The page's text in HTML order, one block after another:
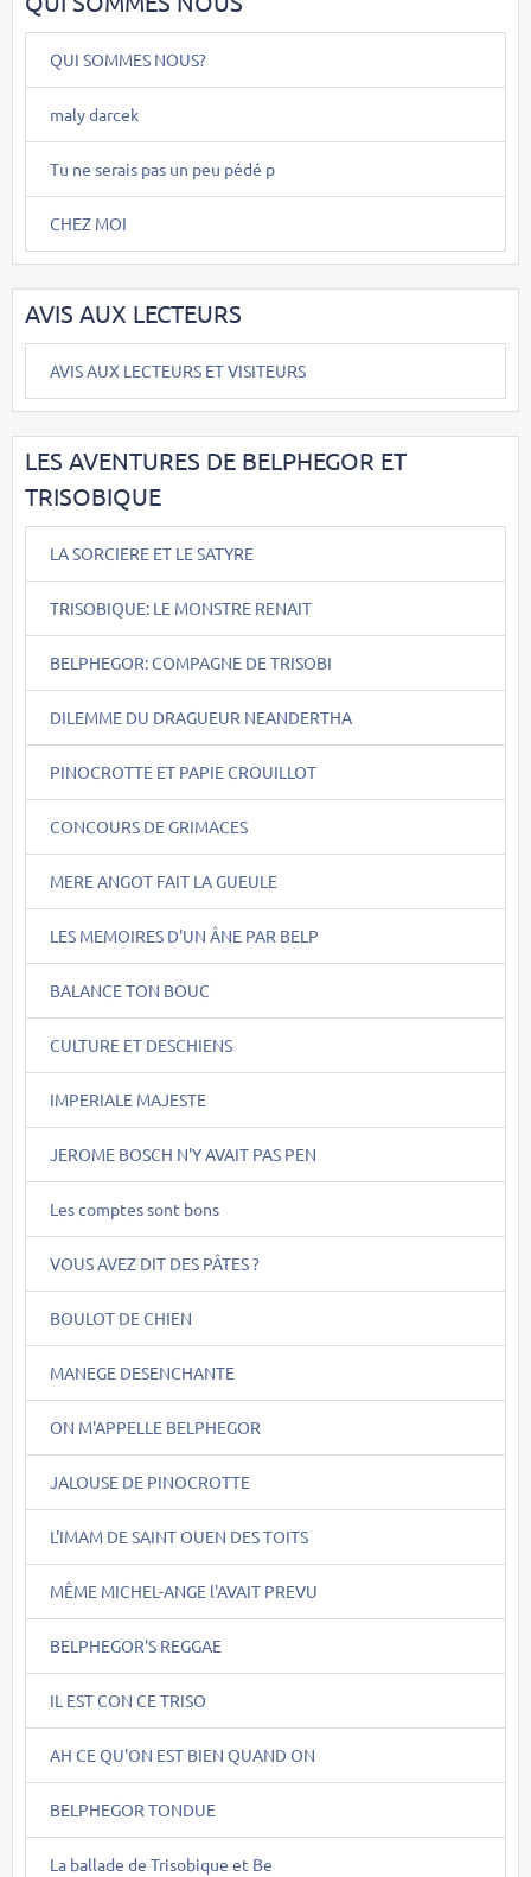
QUI SOMMES NOUS?
maly darcek
Tu ne serais pas un peu pédé p
CHEZ MOI
AVIS AUX LECTEURS
AVIS AUX LECTEURS ET VISITEURS
LES AVENTURES DE BELPHEGOR ET
TRISOBIQUE
LA SORCIERE ET LE SATYRE
TRISOBIQUE: LE MONSTRE RENAIT
BELPHEGOR: COMPAGNE DE TRISOBI
DILEMME DU DRAGUEUR NEANDERTHA
PINOCROTTE ET PAPIE CROUILLOT
CONCOURS DE GRIMACES
MERE ANGOT FAIT LA GUEULE
LES MEMOIRES D'UN ÂNE PAR BELP
BALANCE TON BOUC
CULTURE ET DESCHIENS
IMPERIALE MAJESTE
JEROME BOSCH N'Y AVAIT PAS PEN
Les comptes sont bons
VOUS AVEZ DIT DES PÂTES ?
BOULOT DE CHIEN
MANEGE DESENCHANTE
ON M'APPELLE BELPHEGOR
JALOUSE DE PINOCROTTE
L'IMAM DE SAINT OUEN DES TOITS
MÊME MICHEL-ANGE l'AVAIT PREVU
BELPHEGOR'S REGGAE
IL EST CON CE TRISO
AH CE QU'ON EST BIEN QUAND ON
BELPHEGOR TONDUE
La ballade de Trisobique et Be